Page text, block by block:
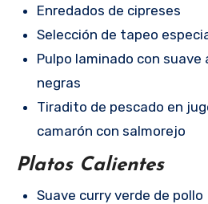
Enredados de cipreses
Selección de tapeo
Pulpo laminado con
negras
Tiradito de pescado en
camarón con salmorejo
Platos Calientes
Suave curry verde de pollo